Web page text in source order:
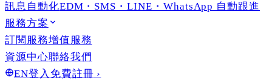
訊息自動化EDM・SMS・LINE・WhatsApp 自動跟進
服務方案
訂閱服務增值服務
資源中心聯絡我們
EN登入 免費註冊 ›